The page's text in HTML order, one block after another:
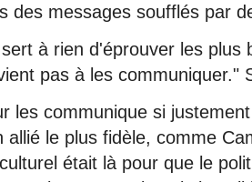
des messages soufflés par
sert à rien d'éprouver les plus
pas à les communiquer."
les communique si
allié le plus fidèle, comme
était là pour que le